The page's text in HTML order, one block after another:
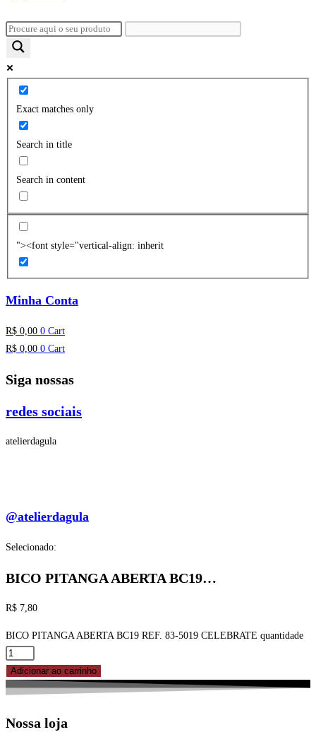
Exact matches only
Search in title
Search in content
"><font style="vertical-align: inherit
Minha Conta
R$ 0,00 0 Cart
R$ 0,00 0 Cart
Siga nossas
redes sociais
atelierdagula
@atelierdagula
Selecionado:
BICO PITANGA ABERTA BC19…
R$ 7,80
BICO PITANGA ABERTA BC19 REF. 83-5019 CELEBRATE quantidade
Adicionar ao carrinho
Nossa loja